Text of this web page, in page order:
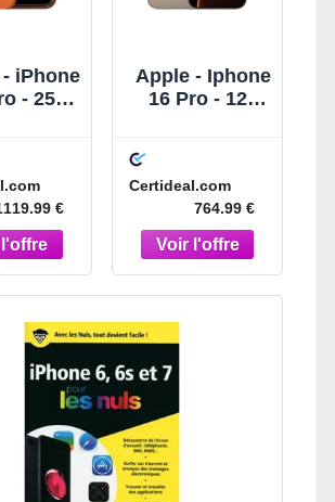
iPhone
- 256
€
Apple - Iphone
16 Pro - 128
État - Titane
Sable
Certideal.com
764.99 €